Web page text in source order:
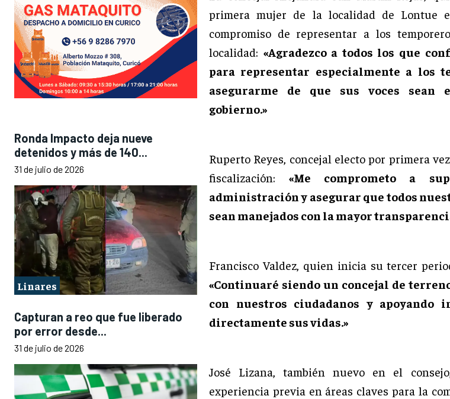
Ronda Impacto deja nueve
detenidos y más de 140...
31 de julio de 2026
Linares
Capturan a reo que fue liberado
por error desde...
31 de julio de 2026
primera mujer de la localidad de Lontue
compromiso de representar a los
localidad: «Agradezco a todos los que
para representar especialmente a los
asegurarme de que sus voces sean
gobierno.»
Ruperto Reyes, concejal electo por primera
fiscalización:«Me comprometo a
administración y asegurar que todos
sean manejados con la mayor
Francisco Valdez, quien inicia su tercer
«Continuaré siendo un concejal de
con nuestros ciudadanos y apoyando
directamente sus vidas.»
José Lizana, también nuevo en el
experiencia previa en áreas claves para la